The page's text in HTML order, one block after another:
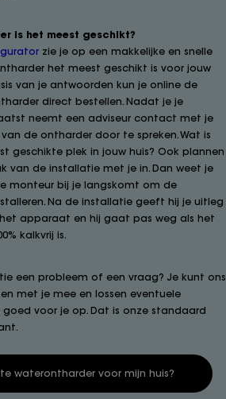
is het meest geschikt?
zie je op een makkelijke en snelle
het meest geschikt is voor jouw
van je antwoorden kun je online de
direct bestellen. Nadat je je
neemt een adviseur contact met je
de ontharder door te spreken. Wat is
geschikte plek in jouw huis? Ook plannen
van de installatie met je in. Dan weet je
monteur bij je langskomt om de
Na de installatie geeft hij je uitleg
apparaat en hij gaat pas weg als het
kalkvrij is.
een probleem of een vraag? Je kunt ons
met je mee en lossen eventuele
voor je op. Dat is onze standaard
waterontharder voor mijn huis?